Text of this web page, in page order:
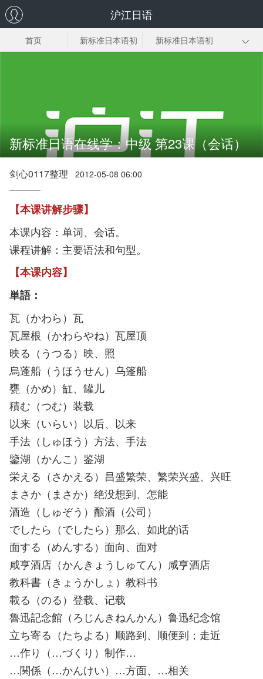
沪江日语
首页
新标准日本语初
新标准日本语初
新标准日语在线学：中级 第23课（会话）
剑心0117整理 2012-05-08 06:00
【本课讲解步骤】
本课内容：单词、会话。
课程讲解：主要语法和句型。
【本课内容】
単語：
瓦（かわら）瓦
瓦屋根（かわらやね）瓦屋顶
映る（うつる）映、照
烏蓬船（うほうせん）乌篷船
甕（かめ）缸、罐儿
積む（つむ）装载
以来（いらい）以后、以来
手法（しゅほう）方法、手法
鑒湖（かんこ）鉴湖
栄える（さかえる）昌盛繁荣、繁荣兴盛、兴旺
まさか（まさか）绝没想到、怎能
酒造（しゅぞう）酿酒（公司）
でしたら（でしたら）那么、如此的话
面する（めんする）面向、面对
咸亨酒店（かんきょうしゅてん）咸亨酒店
教科書（きょうかしょ）教科书
載る（のる）登载、记载
魯迅記念館（ろじんきねんかん）鲁迅纪念馆
立ち寄る（たちよる）顺路到、顺便到；走近
…作り（…づくり）制作…
…関係（…かんけい）…方面、…相关